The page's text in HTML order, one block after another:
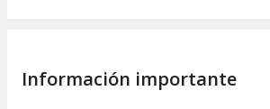
Información importante